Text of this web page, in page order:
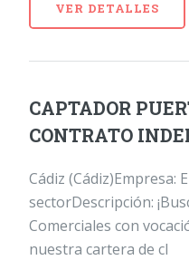
VER DETALLES
CAPTADOR
CONTRATO
Cádiz (Cádiz)Empresa:
sectorDescripción:
Comerciales con
nuestra cartera de cl